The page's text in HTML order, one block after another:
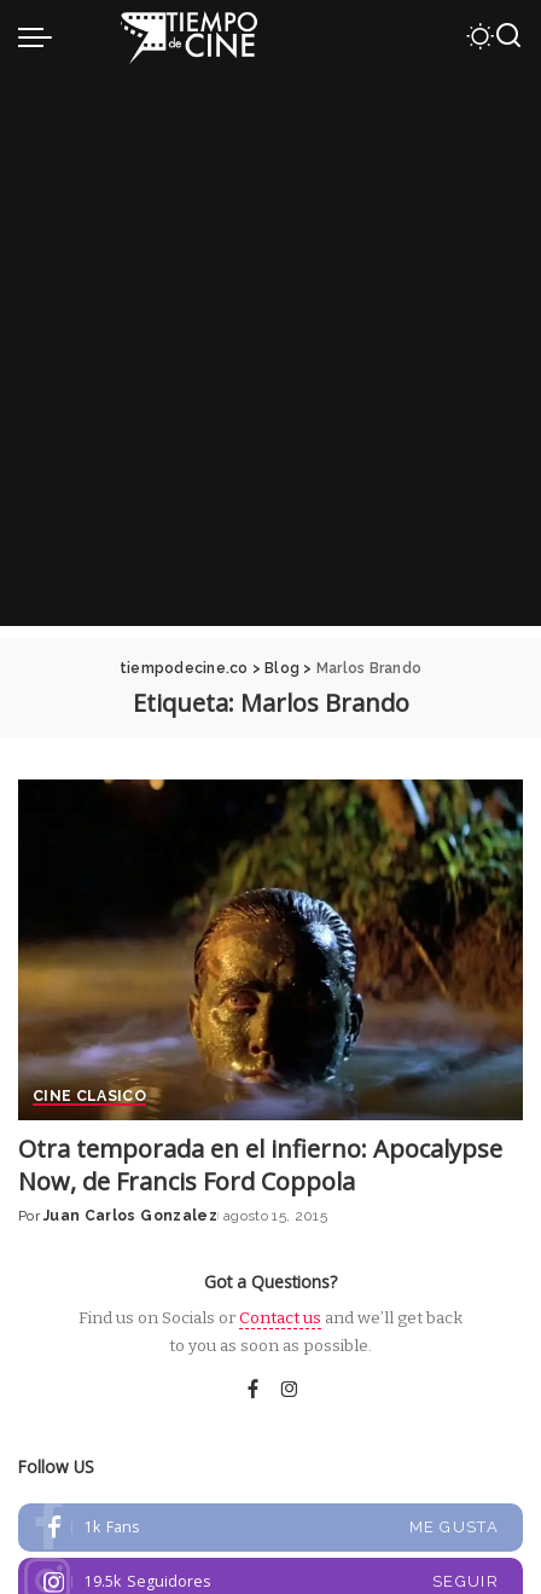
tiempodecine.co > Blog > Marlos Brando
Etiqueta: Marlos Brando
CINE CLASICO
Otra temporada en el infierno: Apocalypse
Now, de Francis Ford Coppola
Posted
Por Juan Carlos Gonzalez agosto 15, 2015
Got a Questions?
Find us on Socials orContact us and we’ll get back
to you as soon as possible.
Follow US
1k Fans ME GUSTA
19.5k Seguidores SEGUIR